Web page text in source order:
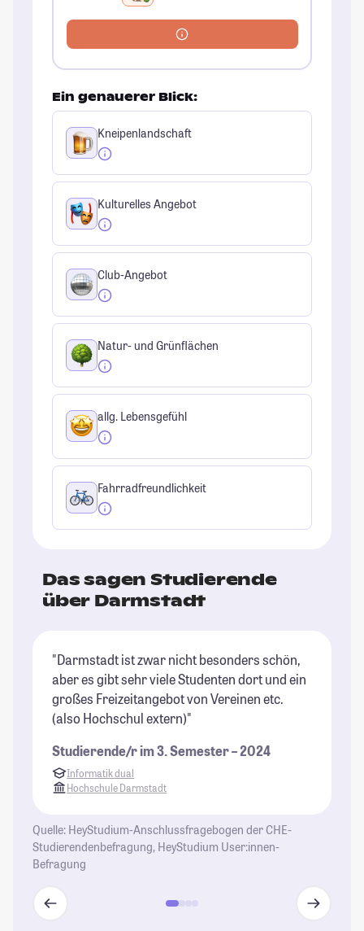
Ein genauerer Blick:
Kneipenlandschaft
Kulturelles Angebot
Club-Angebot
Natur- und Grünflächen
allg. Lebensgefühl
Fahrradfreundlichkeit
Das sagen Studierende
über Darmstadt
"Darmstadt ist zwar nicht besonders schön,
aber es gibt sehr viele Studenten dort und ein
großes Freizeitangebot von Vereinen etc.
(also Hochschul extern)"
Studierende/r im 3. Semester – 2024
Informatik dual
Hochschule Darmstadt
Quelle: HeyStudium-Anschlussfragebogen der CHE-
Studierendenbefragung, HeyStudium User:innen-
Befragung